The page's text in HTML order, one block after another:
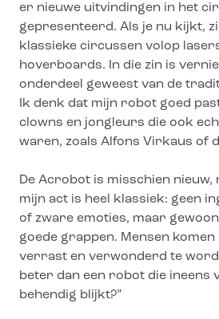
er nieuwe uitvindingen in het
gepresenteerd. Als je nu kijkt,
klassieke circussen volop
hoverboards. In die zin is
onderdeel geweest van de
Ik denk dat mijn robot goed
clowns en jongleurs die ook
waren, zoals Alfons Virkaus of
De Acrobot is misschien nieuw,
mijn act is heel klassiek: geen
of zware emoties, maar
goede grappen. Mensen
verrast en verwonderd te
beter dan een robot die ineens
behendig blijkt?”